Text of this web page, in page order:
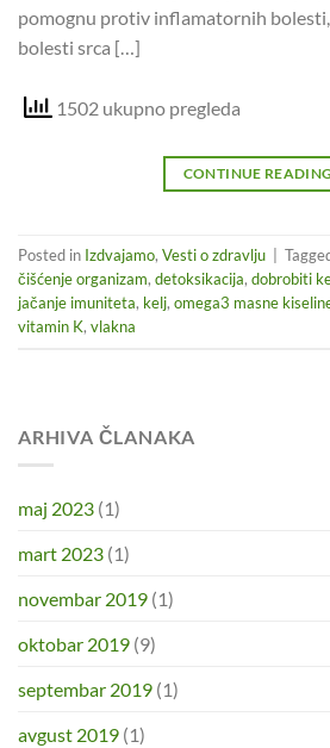
pomognu protiv inflamatornih
bolesti srca […]
1502 ukupno pregleda
CONTINUE READING
Posted in Izdvajamo, Vesti o zdravlju
čišćenje organizam, detoksikacija, dobrobiti
jačanje imuniteta, kelj, omega3 masne
vitamin K, vlakna
ARHIVA ČLANAKA
maj 2023 (1)
mart 2023 (1)
novembar 2019 (1)
oktobar 2019 (9)
septembar 2019 (1)
avgust 2019 (1)